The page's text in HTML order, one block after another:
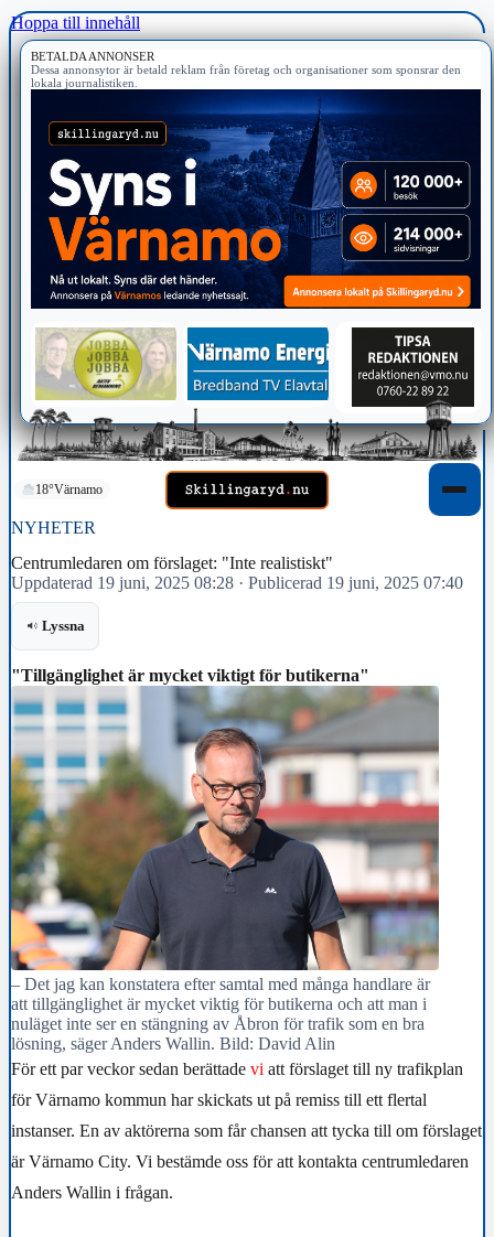
Hoppa till innehåll
BETALDA ANNONSER
Dessa annonsytor är betald reklam från företag och organisationer som sponsrar den
lokala journalistiken.
18°Värnamo
NYHETER
Centrumledaren om förslaget: "Inte realistiskt"
Uppdaterad 19 juni, 2025 08:28 · Publicerad 19 juni, 2025 07:40
Lyssna
"Tillgänglighet är mycket viktigt för butikerna"
– Det jag kan konstatera efter samtal med många handlare är
att tillgänglighet är mycket viktig för butikerna och att man i
nuläget inte ser en stängning av Åbron för trafik som en bra
lösning, säger Anders Wallin. Bild: David Alin
För ett par veckor sedan berättade vi att förslaget till ny trafikplan
för Värnamo kommun har skickats ut på remiss till ett flertal
instanser. En av aktörerna som får chansen att tycka till om förslaget
är Värnamo City. Vi bestämde oss för att kontakta centrumledaren
Anders Wallin i frågan.